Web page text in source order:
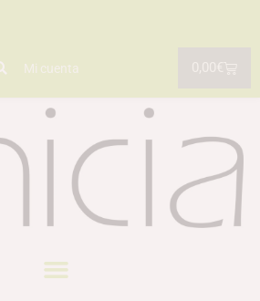
Mi cuenta